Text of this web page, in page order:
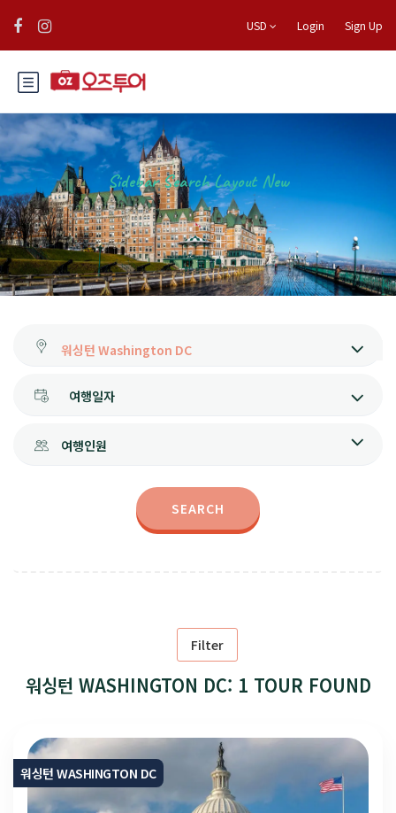
USD Login Sign Up
Sidebar Search Layout New
여행일자
여행인원
SEARCH
Filter
워싱턴 WASHINGTON DC: 1 TOUR FOUND
워싱턴 WASHINGTON DC